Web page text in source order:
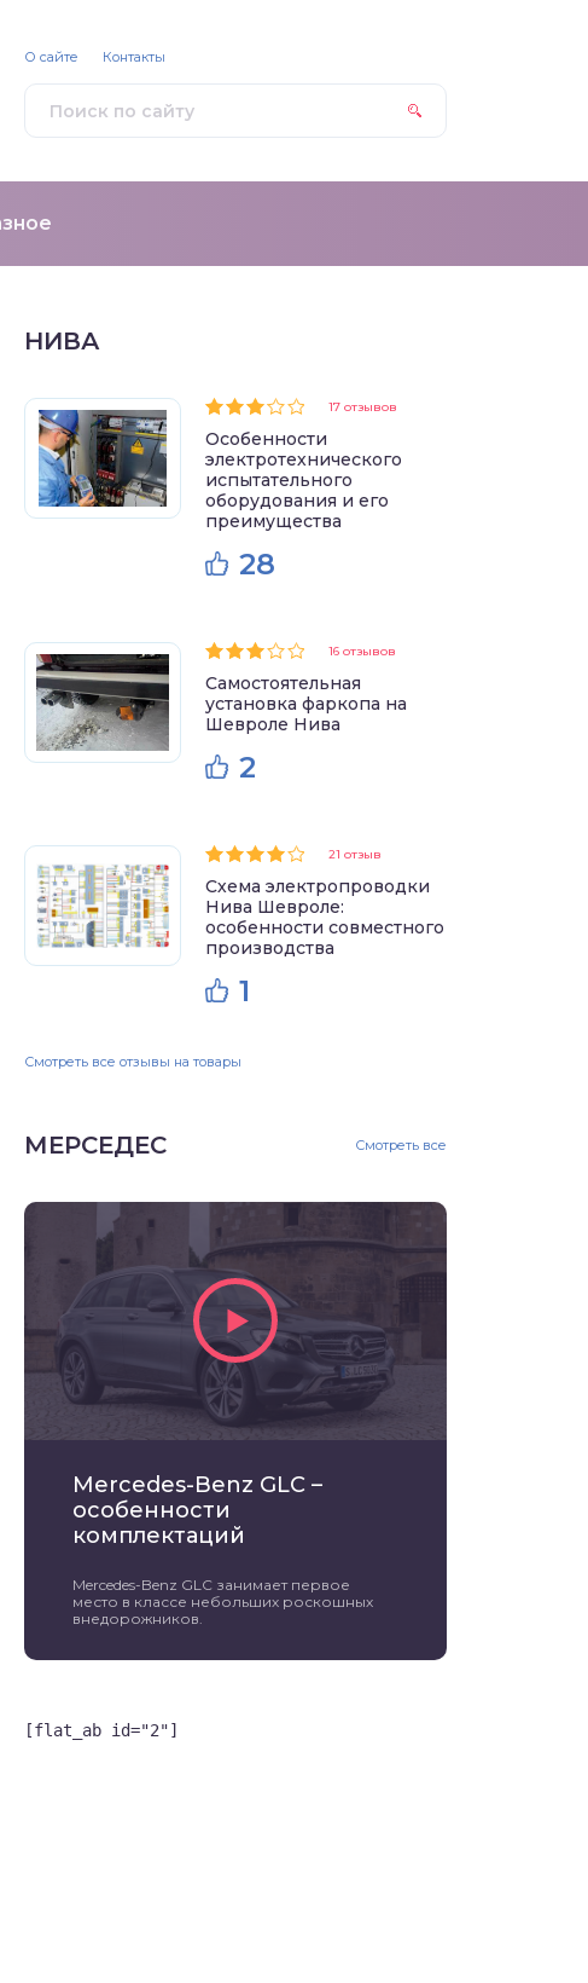
О сайте Контакты
НИВА
17 отзывов
Особенности
электротехнического
испытательного
оборудования и его
преимущества
28
16 отзывов
Самостоятельная
установка фаркопа на
Шевроле Нива
2
21 отзыв
Схема электропроводки
Нива Шевроле:
особенности совместного
производства
1
Смотреть все отзывы на товары
МЕРСЕДЕС Смотреть все
Mercedes-Benz GLC –
особенности
комплектаций
Mercedes-Benz GLC занимает первое
место в классе небольших роскошных
внедорожников.
[flat_ab id="2"]